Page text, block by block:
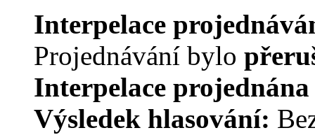
Interpelace
Projednávání bylo
Interpelace
Výsledek hlasování: